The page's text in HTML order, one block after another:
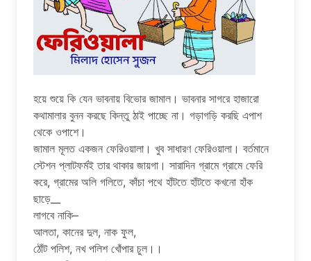
হয়ে শুয়ে কি যেন ভাবনায় বিভোর জামাল। ভাবনার সাগরে হাজারো
কথামালার বুনন করছে কিন্তু ঠাই পাচ্ছে না। গড়াগড়ি করছি এপাশ
থেকে ওপাশে।
জামাল মূলত একজন ফেরিওয়ালা। খুব সাধারণ ফেরিওয়ালা। বর্তমানে
স্টেশন প্লাটফর্মই তার থাকার জায়গা। সারাদিন গ্রামে গ্রামে ফেরি
করে, গ্রামের অলি গলিতে, কাঁচা পথে হাঁটতে হাঁটতে কখনো হাঁক
ছাড়ে__
লাগবে নাকি–
আলতা, কানের দুল, নাক ফুল,
ঠোঁট পলিশ, নখ পলিশ খোঁপার চুল।।